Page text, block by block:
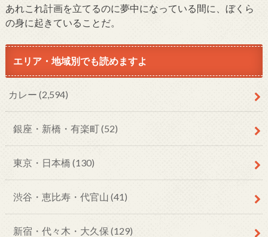
あれこれ計画を立てるのに夢中になっている間に、ぼくら
の身に起きていることだ。
エリア・地域別でも読めますよ
カレー (2,594)
銀座・新橋・有楽町(52)
東京・日本橋 (130)
渋谷・恵比寿・代官山 (41)
新宿・代々木・大久保 (129)